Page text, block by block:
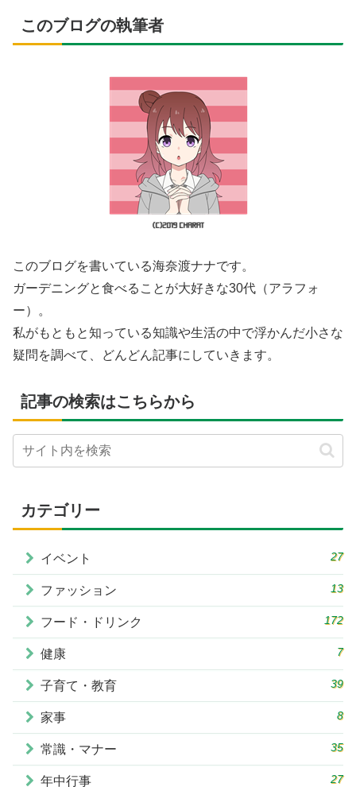
このブログの執筆者
このブログを書いている海奈渡ナナです。
ガーデニングと食べることが大好きな30代（アラフォ
ー）。
私がもともと知っている知識や生活の中で浮かんだ小さな
疑問を調べて、どんどん記事にしていきます。
記事の検索はこちらから
カテゴリー
イベント 27
ファッション 13
フード・ドリンク 172
健康 7
子育て・教育 39
家事 8
常識・マナー 35
年中行事 27